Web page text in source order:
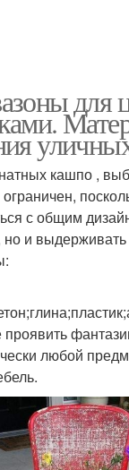
для
кашпо ,
с общим
и
любой